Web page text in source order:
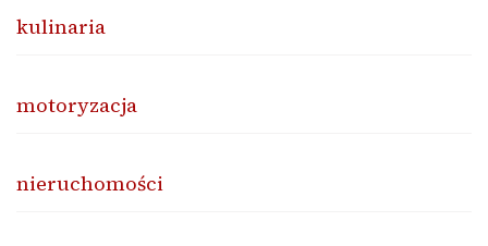
kulinaria
motoryzacja
nieruchomości